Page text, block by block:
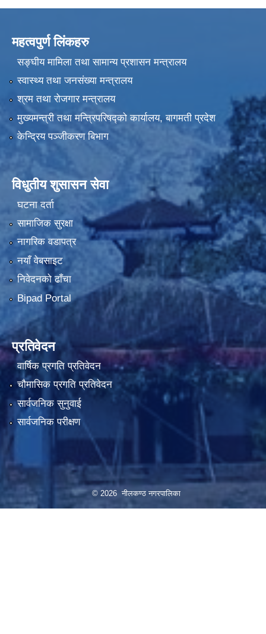
महत्वपुर्ण लिंकहरु
सङ्घीय मामिला तथा सामान्य प्रशासन मन्त्रालय
स्वास्थ्य तथा जनसंख्या मन्त्रालय
श्रम तथा रोजगार मन्त्रालय
मुख्यमन्त्री तथा मन्त्रिपरिषद्को कार्यालय, बागमती प्रदेश
केन्द्रिय पञ्जीकरण बिभाग
विधुतीय शुसासन सेवा
घटना दर्ता
सामाजिक सुरक्षा
नागरिक वडापत्र
नयाँ वेबसाइट
निवेदनको ढाँचा
Bipad Portal
प्रतिवेदन
वार्षिक प्रगति प्रतिवेदन
चौमासिक प्रगति प्रतिवेदन
सार्वजनिक सुनुवाई
सार्वजनिक परीक्षण
© 2026 नीलकण्ठ नगरपालिका